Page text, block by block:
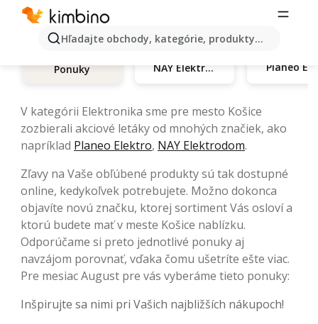
Hľadajte obchody, kategórie, produkty...
Ponuky NAY Elektrodom
V kategórii Elektronika sme pre mesto Košice
zozbierali akciové letáky od mnohých značiek, ako
napríklad Planeo Elektro, NAY Elektrodom.
Zľavy na Vaše obľúbené produkty sú tak dostupné
online, kedykoľvek potrebujete. Možno dokonca
objavíte novú značku, ktorej sortiment Vás osloví a
ktorú budete mať v meste Košice nablízku.
Odporúčame si preto jednotlivé ponuky aj
navzájom porovnať, vďaka čomu ušetríte ešte viac.
Pre mesiac August pre vás vyberáme tieto ponuky:
Inšpirujte sa nimi pri Vašich najbližších nákupoch!